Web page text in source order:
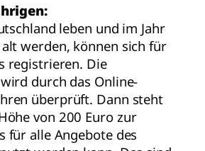
leben und im Jahr
werden, können sich für
registrieren. Die
durch das Online-
überprüft. Dann steht
von 200 Euro zur
für alle Angebote des